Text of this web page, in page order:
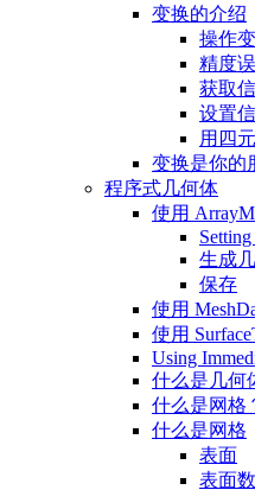
变换的介绍
操作
精度
获取
设置
用四
变换是你的
程序式几何体
使用
生成
保存
使用
使用
Using
什么是几何
什么是网格
什么是网格
表面
表面